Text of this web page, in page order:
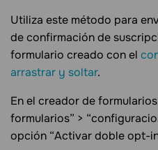
Utiliza este método para
de confirmación de
formulario creado con el
arrastrar y soltar.
En el creador de
formularios” >
opción “Activar doble opt-